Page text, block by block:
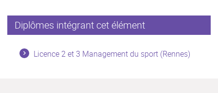
Diplômes intégrant cet élément
Licence 2 et 3 Management du sport (Rennes)